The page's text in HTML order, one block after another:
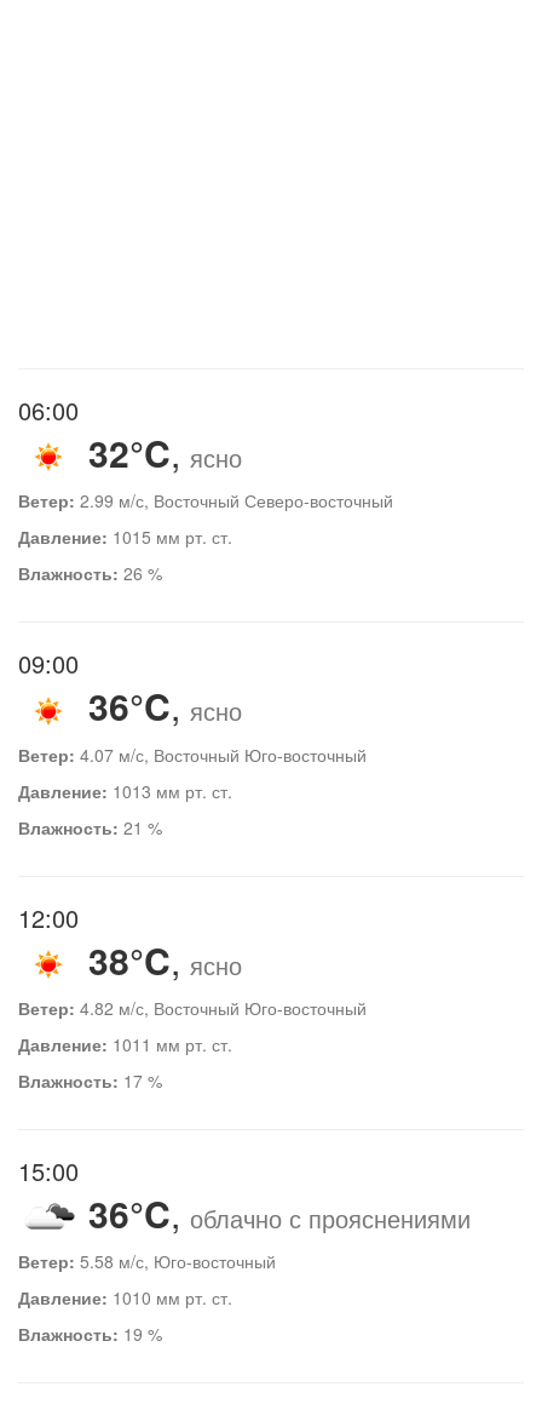
06:00
32°C, ясно
Ветер: 2.99 м/с, Восточный Северо-восточный
Давление: 1015 мм рт. ст.
Влажность: 26 %
09:00
36°C, ясно
Ветер: 4.07 м/с, Восточный Юго-восточный
Давление: 1013 мм рт. ст.
Влажность: 21 %
12:00
38°C, ясно
Ветер: 4.82 м/с, Восточный Юго-восточный
Давление: 1011 мм рт. ст.
Влажность: 17 %
15:00
36°C, облачно с прояснениями
Ветер: 5.58 м/с, Юго-восточный
Давление: 1010 мм рт. ст.
Влажность: 19 %